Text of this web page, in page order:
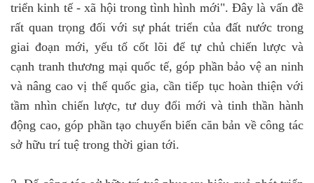
triển kinh tế - xã hội trong tình hình mới". Đây là vấn đề
rất quan trọng đối với sự phát triển của đất nước trong
giai đoạn mới, yếu tố cốt lõi để tự chủ chiến lược và
cạnh tranh thương mại quốc tế, góp phần bảo vệ an ninh
và nâng cao vị thế quốc gia, cần tiếp tục hoàn thiện với
tầm nhìn chiến lược, tư duy đổi mới và tinh thần hành
động cao, góp phần tạo chuyển biến căn bản về công tác
sở hữu trí tuệ trong thời gian tới.